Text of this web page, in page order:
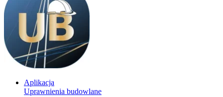
Aplikacja
Uprawnienia budowlane